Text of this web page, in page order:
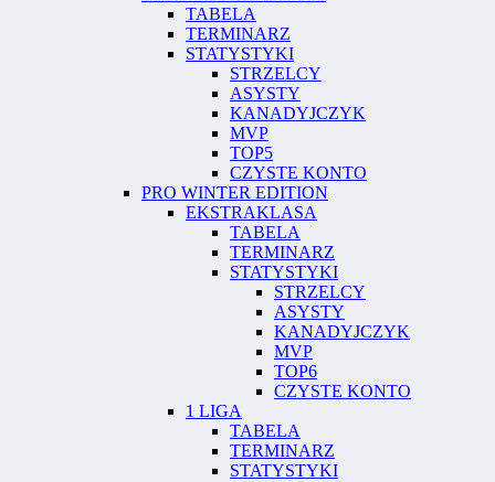
TABELA
TERMINARZ
STATYSTYKI
STRZELCY
ASYSTY
KANADYJCZYK
MVP
TOP5
CZYSTE KONTO
PRO WINTER EDITION
EKSTRAKLASA
TABELA
TERMINARZ
STATYSTYKI
STRZELCY
ASYSTY
KANADYJCZYK
MVP
TOP6
CZYSTE KONTO
1 LIGA
TABELA
TERMINARZ
STATYSTYKI